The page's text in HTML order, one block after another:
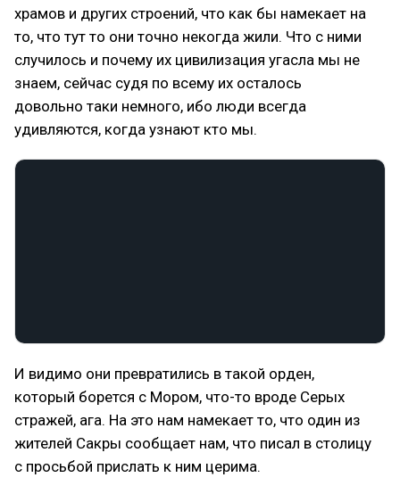
храмов и других строений, что как бы намекает на
то, что тут то они точно некогда жили. Что с ними
случилось и почему их цивилизация угасла мы не
знаем, сейчас судя по всему их осталось
довольно таки немного, ибо люди всегда
удивляются, когда узнают кто мы.
И видимо они превратились в такой орден,
который борется с Мором, что-то вроде Серых
стражей, ага. На это нам намекает то, что один из
жителей Сакры сообщает нам, что писал в столицу
с просьбой прислать к ним церима.